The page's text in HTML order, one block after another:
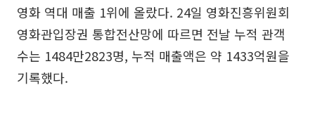
영화 역대 매출 1위에 올랐다. 24일 영화진흥위원회
영화관입장권 통합전산망에 따르면 전날 누적 관객
수는 1484만2823명, 누적 매출액은 약 1433억원을
기록했다.